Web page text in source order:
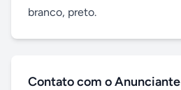
branco, preto.
Contato com o Anunciante